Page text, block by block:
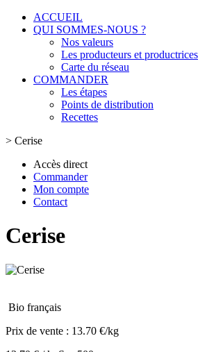
ACCUEIL
QUI SOMMES-NOUS ?
Nos valeurs
Les producteurs et productrices
Carte du réseau
COMMANDER
Les étapes
Points de distribution
Recettes
> Cerise
Accès direct
Commander
Mon compte
Contact
Cerise
Bio français
Prix de vente : 13.70 €/kg